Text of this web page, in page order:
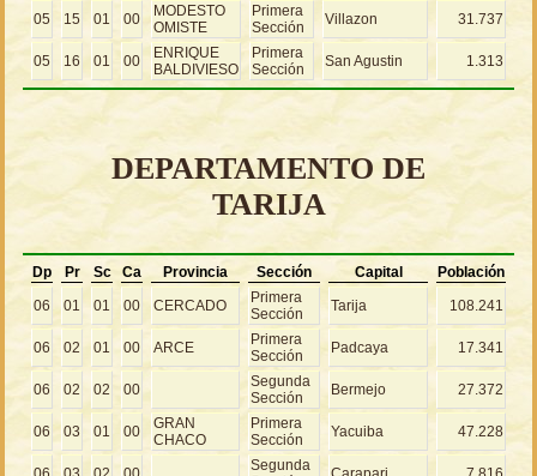
05 15 01 00
MODESTO
OMISTE
Primera
Sección
Villazon 31.737
05 16 01 00
ENRIQUE
BALDIVIESO
Primera
Sección
San Agustin 1.313
DEPARTAMENTO DE
TARIJA
Dp Pr Sc Ca Provincia Sección Capital
Población
06
01 01 00 CERCADO
Primera
Sección
Tarija 108.241
06 02 01 00 ARCE
Primera
Sección
Padcaya 17.341
06 02 02 00
Segunda
Sección
Bermejo 27.372
06 03 01 00
GRAN
CHACO
Primera
Sección
Yacuiba 47.228
Segunda